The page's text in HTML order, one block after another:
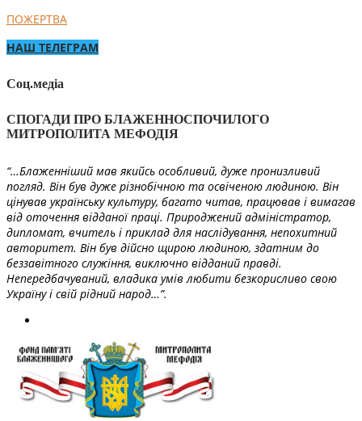
ПОЖЕРТВА
НАШ ТЕЛЕГРАМ
Соц.медіа
СПОГАДИ ПРО БЛАЖЕННОСПОЧИЛОГО
МИТРОПОЛИТА МЕФОДІЯ
“…Блаженніший мав якийсь особливий, дуже пронизливий
погляд. Він був дуже різнобічною та освіченою людиною. Він
цінував українську культуру, багато читав, працював і вимагав
від оточення відданої праці. Природжений адміністратор,
дипломат, вчитель і приклад для наслідування, непохитний
авторитет. Він був дійсно щирою людиною, здатним до
беззавітного служіння, виключно відданий правді.
Непередбачуваний, владика умів любити безкорисливо свою
Україну і свій рідний народ…”.